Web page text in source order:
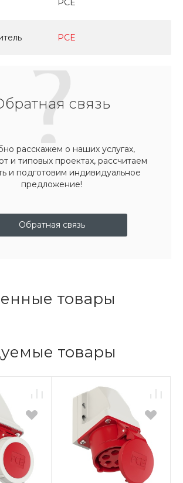
PCE
PCE
связь
расскажем о наших услугах,
и типовых проектах, рассчитаем
и подготовим индивидуальное
предложение!
Обратная связь
товары
товары